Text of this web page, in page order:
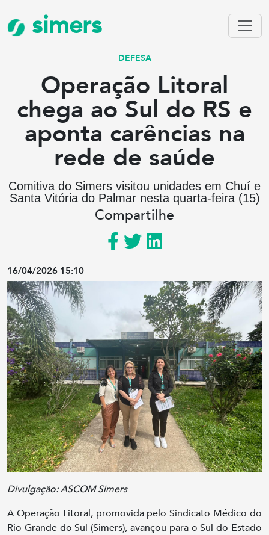
simers
DEFESA
Operação Litoral
chega ao Sul do RS e
aponta carências na
rede de saúde
Comitiva do Simers visitou unidades em Chuí e
Santa Vitória do Palmar nesta quarta-feira (15)
Compartilhe
16/04/2026 15:10
Divulgação: ASCOM Simers
A Operação Litoral, promovida pelo Sindicato Médico do
Rio Grande do Sul (Simers), avançou para o Sul do Estado